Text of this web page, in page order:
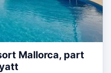
Mallorca, part